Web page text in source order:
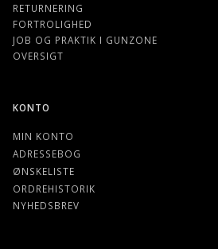
RETURNERING
FORTROLIGHED
JOB OG PRAKTIK I GUNZONE
OVERSIGT
KONTO
MIN KONTO
ADRESSEBOG
ØNSKELISTE
ORDREHISTORIK
NYHEDSBREV